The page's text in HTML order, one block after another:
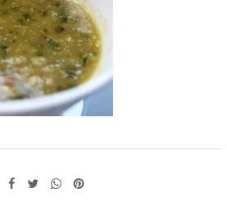
Whatsapp
Pinterest